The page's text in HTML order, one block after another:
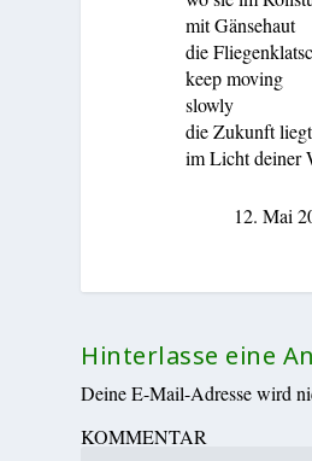
mit Gänsehaut
die
keep moving
slowly
die Zukunft liegt
im Licht deiner
12. Mai
Hinterlasse eine
Deine E-Mail-Adresse wird
KOMMENTAR